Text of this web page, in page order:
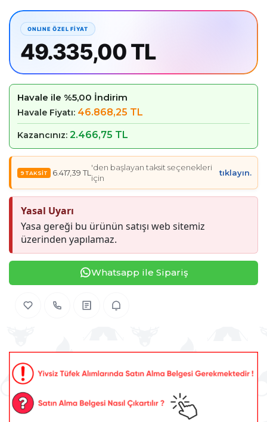
49.335,00 TL
Havale ile %5,00 İndirim
Havale Fiyatı: 46.868,25 TL
Kazancınız: 2.466,75 TL
6.417,39 TL
'den başlayan taksit seçenekleri
için
tıklayın.
Yasal Uyarı
Yasa gereği bu ürünün satışı web sitemiz
üzerinden yapılamaz.
Whatsapp ile Sipariş